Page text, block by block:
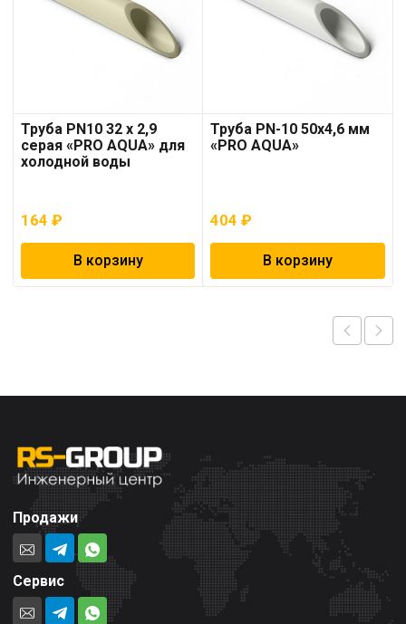
Труба PN10 32 x 2,9
серая «PRO AQUA» для
холодной воды
164 ₽
В корзину
Труба PN-10 50х4,6 мм
«PRO AQUA»
404₽
В корзину
Продажи
Сервис